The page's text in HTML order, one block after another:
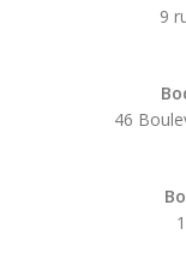
9
46